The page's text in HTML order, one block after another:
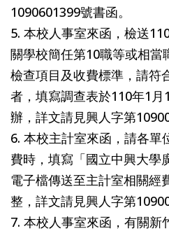
1090601399號書函。
5. 本校人事室來函，檢送
關學校簡任第10職等或相當
檢查項目及收費標準，請符
者，填寫調查表於110年1
辦，詳文請見興人字第
6. 本校主計室來函，請各單
費時，填寫「國立中興大學
電子檔傳送至主計室相關經
整，詳文請見興人字第
7. 本校人事室來函，有關新